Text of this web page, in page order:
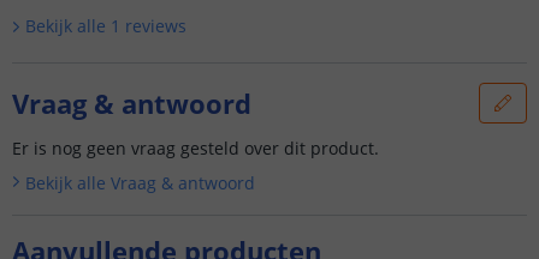
Aanvullende producten
Bekijk alle 1 reviews
Vraag & antwoord
Er is nog geen vraag gesteld over dit product.
Bekijk alle Vraag & antwoord